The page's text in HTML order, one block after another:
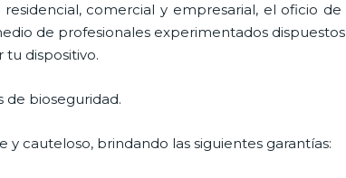
comercial y empresarial, el oficio de
de profesionales experimentados dispuestos
tu dispositivo.
de bioseguridad.
y cauteloso, brindando las siguientes garantías: